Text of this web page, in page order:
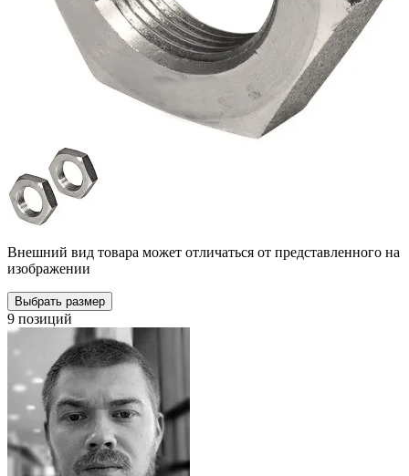
Внешний вид товара может отличаться от представленного на
изображении
Выбрать размер
9 позиций